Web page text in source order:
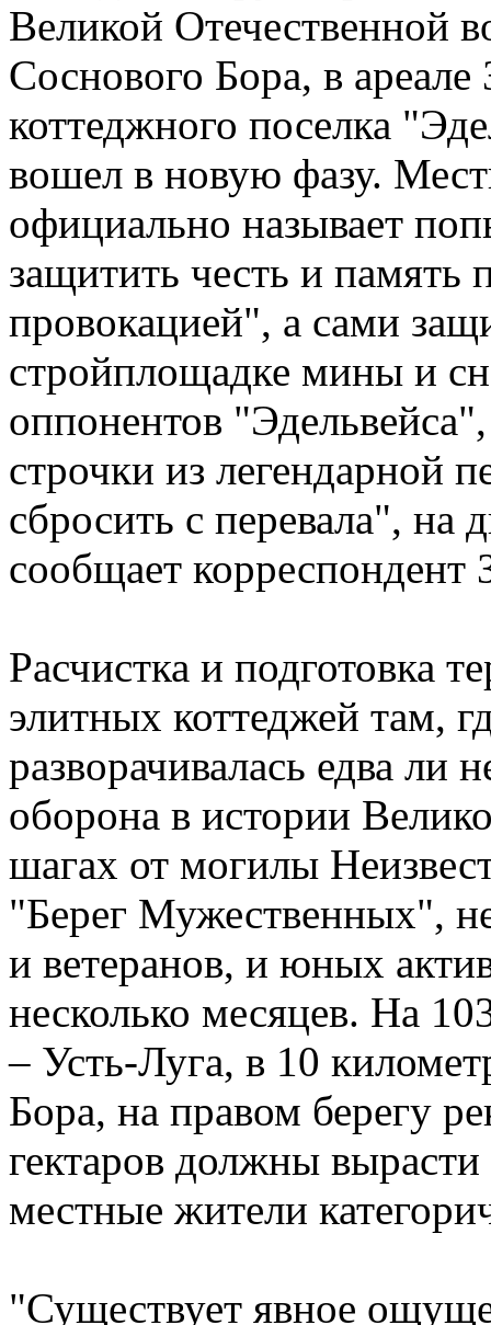
Великой Отечественной
Соснового Бора, в ареале
коттеджного поселка
вошел в новую фазу.
официально называет
защитить честь и память
провокацией", а сами
стройплощадке мины и
оппонентов
строчки из легендарной
сбросить с перевала", на
сообщает
Расчистка и подготовка
элитных коттеджей там,
разворачивалась едва ли
оборона в истории
шагах от могилы
"Берег Мужественных",
и ветеранов, и юных
несколько месяцев. На
– Усть-Луга, в 10
Бора, на правом берегу
гектаров должны
местные жители
"Существует явное